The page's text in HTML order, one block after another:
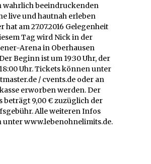
wahrlich beeindruckenden
live und hautnah erleben
hat am 27.07.2016 Gelegenheit
Tag wird Nick in der
Arena in Oberhausen
Beginn ist um 19:30 Uhr, der
Uhr. Tickets können unter
/ cvents.de oder an
erworben werden. Der
beträgt 9,00 € zuzüglich der
Alle weiteren Infos
unter www.lebenohnelimits.de.